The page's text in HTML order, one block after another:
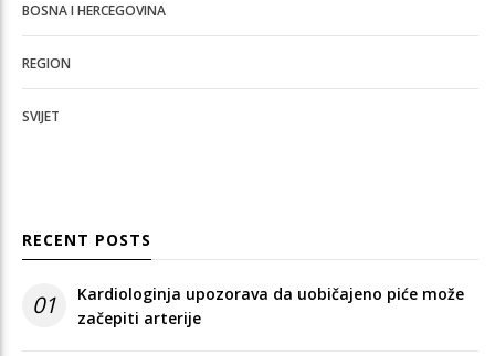
BOSNA I HERCEGOVINA
REGION
SVIJET
RECENT POSTS
01
Kardiologinja upozorava da uobičajeno piće može
začepiti arterije